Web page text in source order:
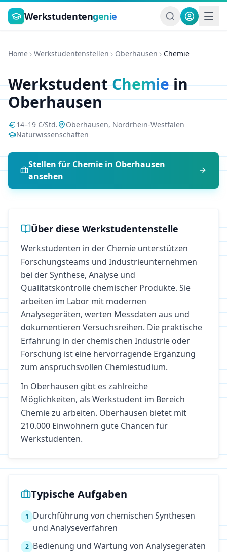
Zum Hauptinhalt springen
Werkstudentengenie
Home Werkstudentenstellen Oberhausen Chemie
WerkstudentChemiein
Oberhausen
14–19 €/Std. Oberhausen, Nordrhein-Westfalen
Naturwissenschaften
Stellen für Chemiein Oberhausen
ansehen
Über diese Werkstudentenstelle
Werkstudenten in der Chemie unterstützen
Forschungsteams und Industrieunternehmen
bei der Synthese, Analyse und
Qualitätskontrolle chemischer Produkte. Sie
arbeiten im Labor mit modernen
Analysegeräten, werten Messdaten aus und
dokumentieren Versuchsreihen. Die praktische
Erfahrung in der chemischen Industrie oder
Forschung ist eine hervorragende Ergänzung
zum anspruchsvollen Chemiestudium.
In Oberhausen gibt es zahlreiche
Möglichkeiten, als Werkstudent im Bereich
Chemiezu arbeiten. Oberhausen bietet mit
210.000 Einwohnern gute Chancen für
Werkstudenten.
Typische Aufgaben
1
Durchführung von chemischen Synthesen
und Analyseverfahren
2 Bedienung und Wartung von Analysegeräten